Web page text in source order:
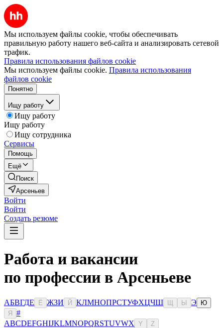
Мы используем файлы cookie, чтобы обеспечивать
правильную работу нашего веб-сайта и анализировать сетевой
трафик.
Правила использования файлов cookie
Мы используем файлы cookie. Правила использования
файлов cookie
Понятно
Ищу работу
Ищу работу
Ищу работу
Ищу сотрудника
Сервисы
Помощь
Ещё
Поиск
Арсеньев
Войти
Войти
Создать резюме
Работа и вакансии
по профессии в Арсеньеве
АБВГДЕ Ё ЖЗИ Й КЛМНОПРСТУФХЦЧШ Ы Э
Ю
Я
#
ABCDEFGHIJKLMNOPQRSTUVWX Y Z